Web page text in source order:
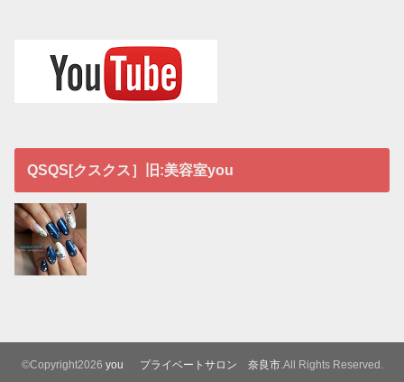
QSQS[クスクス］旧:美容室you
©Copyright2026 you プライベートサロン 奈良市.All Rights Reserved.